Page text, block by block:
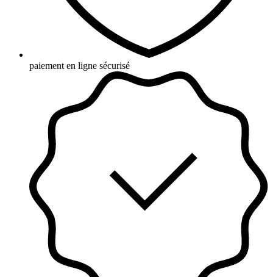
paiement en ligne sécurisé